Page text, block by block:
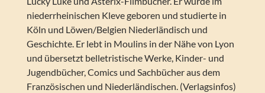
niederrheinischen Kleve geboren und studierte in
Köln und Löwen/Belgien Niederländisch und
Geschichte. Er lebt in Moulins in der Nähe von Lyon
und übersetzt belletristische Werke, Kinder- und
Jugendbücher, Comics und Sachbücher aus dem
Französischen und Niederländischen. (Verlagsinfos)